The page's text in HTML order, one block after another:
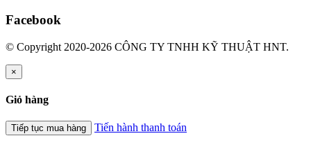
Facebook
© Copyright 2020-2026 CÔNG TY TNHH KỸ THUẬT HNT.
×
Giỏ hàng
Tiếp tục mua hàng Tiến hành thanh toán